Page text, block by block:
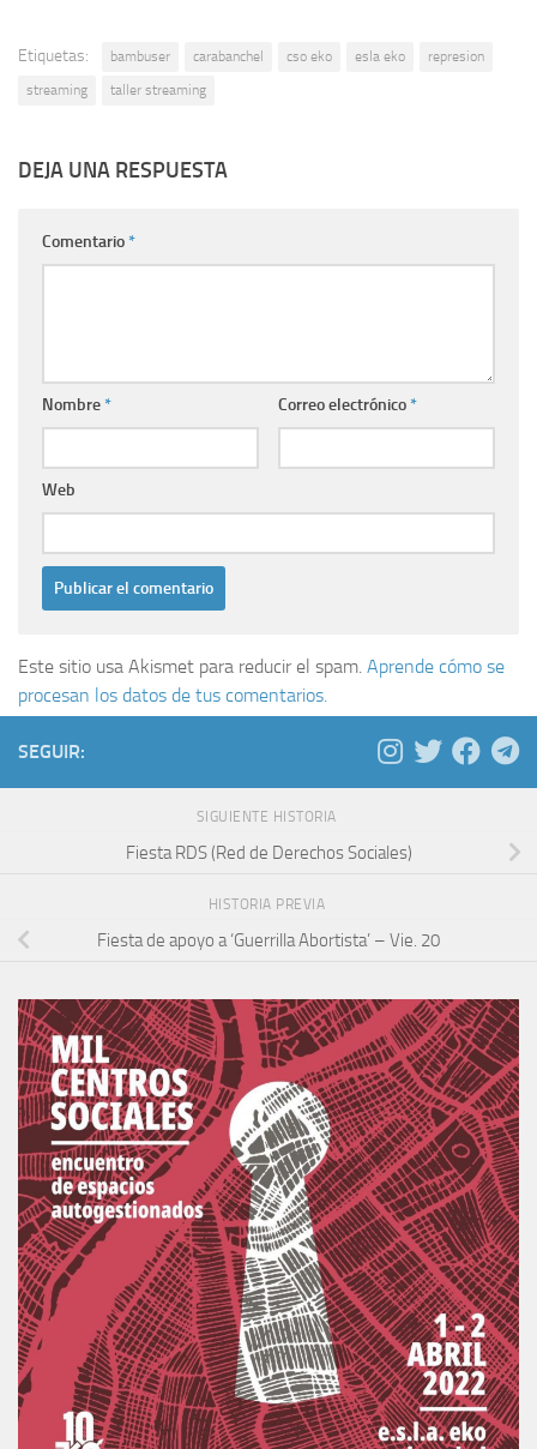
Etiquetas: bambuser carabanchel cso eko esla eko
represion
streaming
taller streaming
DEJA UNA RESPUESTA
Comentario*
Nombre* Correo electrónico*
Web
Este sitio usa Akismet para reducir el spam. Aprende cómo se
procesan los datos de tus comentarios.
SEGUIR:
SIGUIENTE HISTORIA
Fiesta RDS (Red de Derechos Sociales)
HISTORIA PREVIA
Fiesta de apoyo a ‘Guerrilla Abortista’ – Vie. 20